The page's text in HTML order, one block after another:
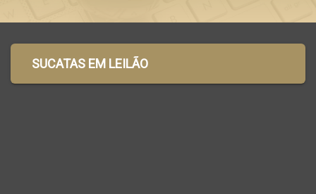
SUCATAS EM LEILÃO